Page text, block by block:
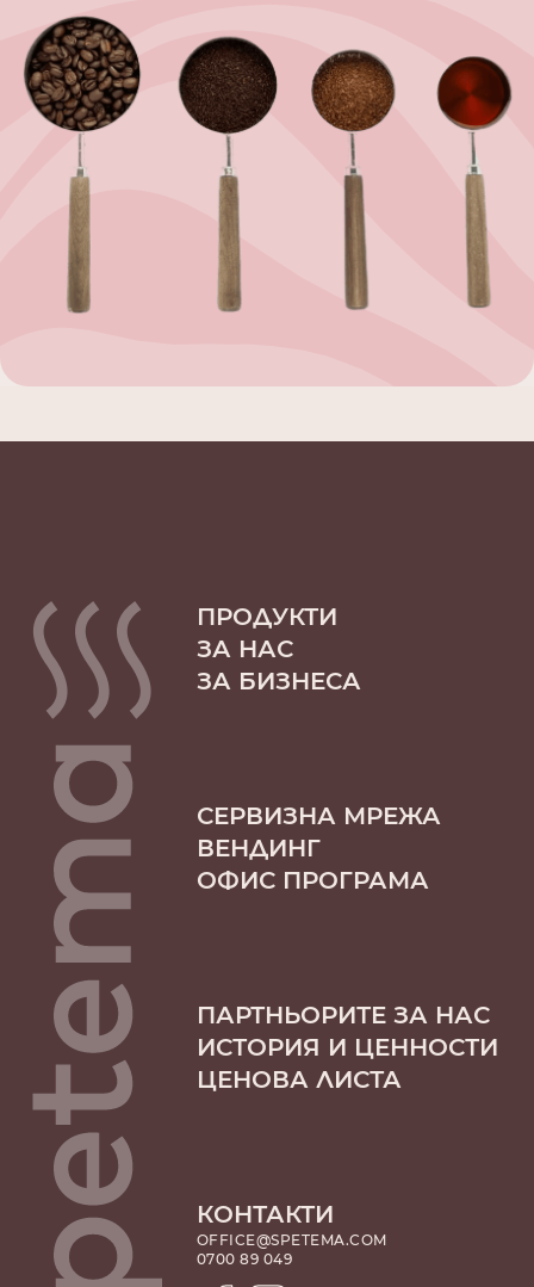
ПРОДУКТИ
ЗА НАС
ЗА БИЗНЕСА
СЕРВИЗНА МРЕЖА
ВЕНДИНГ
ОФИС ПРОГРАМА
ПАРТНЬОРИТЕ ЗА НАС
ИСТОРИЯ И ЦЕННОСТИ
ЦЕНОВА ЛИСТА
КОНТАКТИ
OFFICE@SPETEMA.COM
0700 89 049